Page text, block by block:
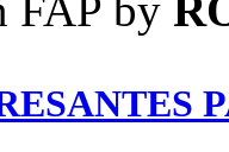
FAP by